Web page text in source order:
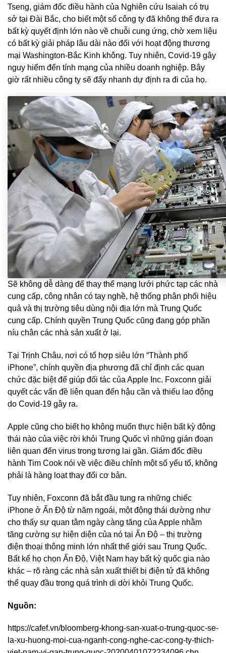
Tseng, giám đốc điều hành của Nghiên cứu Isaiah có trụ
sở tại Đài Bắc, cho biết một số công ty đã không thể đưa ra
bất kỳ quyết định lớn nào về chuỗi cung ứng, chờ xem liệu
có bất kỳ giải pháp lâu dài nào đối với hoạt động thương
mại Washington-Bắc Kinh không. Tuy nhiên, Covid-19 gây
nguy hiểm đến tính mạng của nhiều doanh nghiệp. Bây
giờ rất nhiều công ty sẽ đẩy nhanh dự định ra đi của họ.
Sẽ không dễ dàng để thay thể mạng lưới phức tạp các nhà
cung cấp, công nhân có tay nghề, hệ thống phân phối hiệu
quả và thị trường tiêu dùng nội địa lớn mà Trung Quốc
cung cấp. Chính quyền Trung Quốc cũng đang góp phần
níu chân các nhà sản xuất ở lại.
Tại Trịnh Châu, nơi có tổ hợp siêu lớn “Thành phố
iPhone”, chính quyền địa phương đã chỉ định các quan
chức đặc biệt để giúp đối tác của Apple Inc. Foxconn giải
quyết các vấn đề liên quan đến hậu cần và thiếu lao động
do Covid-19 gây ra.
Apple cũng cho biết họ không muốn thực hiện bất kỳ động
thái nào của việc rời khỏi Trung Quốc vì những gián đoạn
liên quan đến virus trong tương lai gần. Giám đốc điều
hành Tim Cook nói về việc điều chỉnh một số yếu tố, không
phải là hàng loạt thay đổi cơ bản.
Tuy nhiên, Foxconn đã bắt đầu tung ra những chiếc
iPhone ở Ấn Độ từ năm ngoái, một động thái dường như
cho thấy sự quan tâm ngày càng tăng của Apple nhằm
tăng cường sự hiện diện của nó tại Ấn Độ – thị trường
điện thoại thông minh lớn nhất thế giới sau Trung Quốc.
Bất kể họ chọn Ấn Độ, Việt Nam hay bất kỳ quốc gia nào
khác – rõ ràng các nhà sản xuất thiết bị điện tử đã không
thể quay đầu trong quá trình di dời khỏi Trung Quốc.
Nguồn:
https://cafef.vn/bloomberg-khong-san-xuat-o-trung-quoc-se-
la-xu-huong-moi-cua-nganh-cong-nghe-cac-cong-ty-thich-